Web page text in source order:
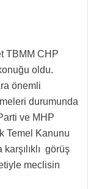
TBMM CHP
oldu.
önemli
durumunda
ve MHP
Temel Kanunu
görüş
meclisin